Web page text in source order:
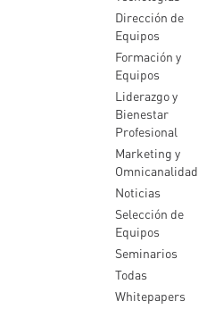
Dirección de
Equipos
Formación y
Equipos
Liderazgo y
Bienestar
Profesional
Marketing y
Omnicanalidad
Noticias
Selección de
Equipos
Seminarios
Todas
Whitepapers